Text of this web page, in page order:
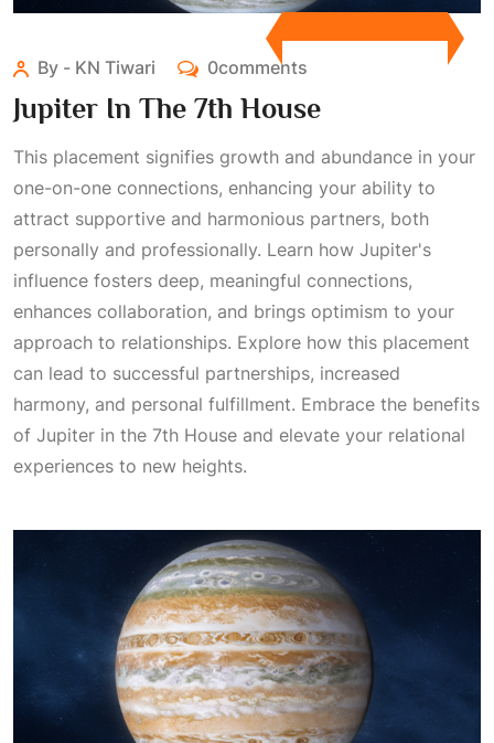
By - KN Tiwari 0comments
Jupiter In The 7th House
This placement signifies growth and abundance in your
one-on-one connections, enhancing your ability to
attract supportive and harmonious partners, both
personally and professionally. Learn how Jupiter's
influence fosters deep, meaningful connections,
enhances collaboration, and brings optimism to your
approach to relationships. Explore how this placement
can lead to successful partnerships, increased
harmony, and personal fulfillment. Embrace the benefits
of Jupiter in the 7th House and elevate your relational
experiences to new heights.